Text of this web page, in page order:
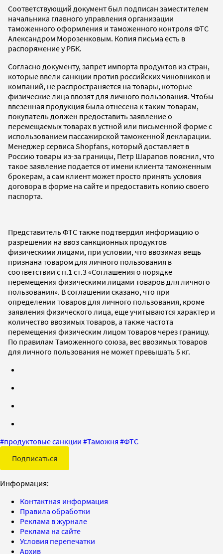
Соответствующий документ был подписан заместителем
начальника главного управления организации
таможенного оформления и таможенного контроля ФТС
Александром Морозенковым. Копия письма есть в
распоряжение у РБК.
Согласно документу, запрет импорта продуктов из стран,
которые ввели санкции против российских чиновников и
компаний, не распространяется на товары, которые
физические лица ввозят для личного пользования. Чтобы
ввезенная продукция была отнесена к таким товарам,
покупатель должен предоставить заявление о
перемещаемых товарах в устной или письменной форме с
использованием пассажирской таможенной декларации.
Менеджер сервиса Shopfans, который доставляет в
Россию товары из-за границы, Петр Шарапов пояснил, что
такое заявление подается от имени клиента таможенным
брокерам, а сам клиент может просто принять условия
договора в форме на сайте и предоставить копию своего
паспорта.
Представитель ФТС также подтвердил информацию о
разрешении на ввоз санкционных продуктов
физическими лицами, при условии, что ввозимая вещь
признана товаром для личного пользования в
соответствии с п.1 ст.3 «Соглашения о порядке
перемещения физическими лицами товаров для личного
пользования». В соглашении сказано, что при
определении товаров для личного пользования, кроме
заявления физического лица, еще учитываются характер и
количество ввозимых товаров, а также частота
перемещения физическим лицом товаров через границу.
По правилам Таможенного союза, вес ввозимых товаров
для личного пользования не может превышать 5 кг.
#продуктовые санкции #Таможня #ФТС
Подписаться
Информация:
Контактная информация
Правила обработки
Реклама в журнале
Реклама на сайте
Условия перепечатки
Архив